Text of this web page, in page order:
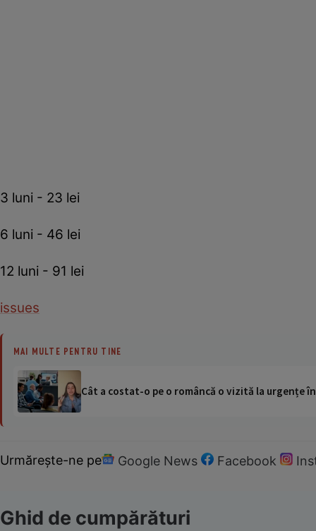
3 luni - 23 lei
6 luni - 46 lei
12 luni - 91 lei
issues
MAI MULTE PENTRU TINE
Cât a costat-o pe o româncă o vizită la urgențe
Urmărește-ne pe Google News Facebook
Ghid de cumpărături